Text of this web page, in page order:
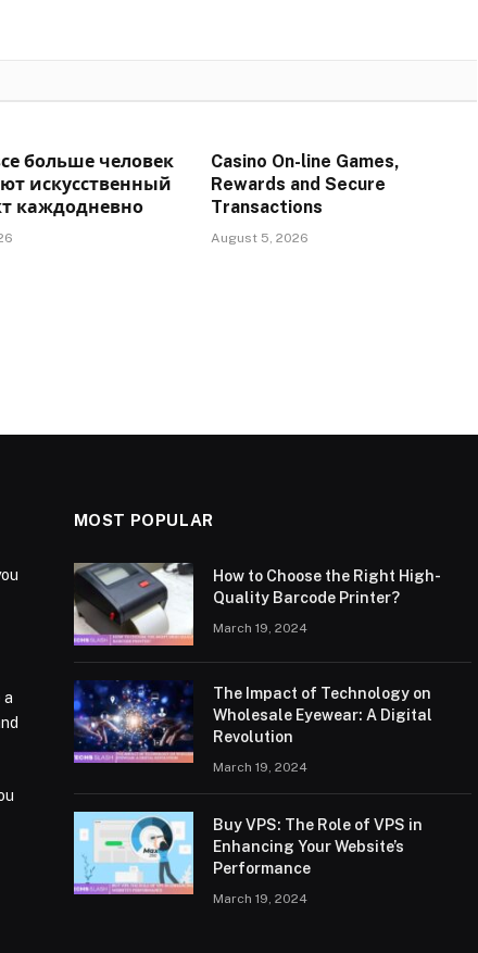
больше человек
искусственный
каждодневно
Casino On-line Games,
Rewards and Secure
Transactions
August 5, 2026
a
MOST POPULAR
How to Choose the Right High-
Quality Barcode Printer?
March 19, 2024
The Impact of Technology on
Wholesale Eyewear: A Digital
Revolution
March 19, 2024
Buy VPS: The Role of VPS in
Enhancing Your Website’s
Performance
March 19, 2024